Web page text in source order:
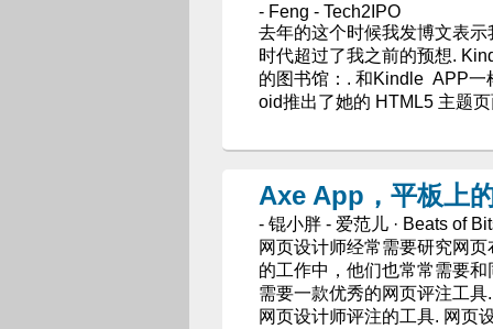
- Feng - Tech2IPO
去年的这个时候我发博文表
时代超过了我之前的预想.
的图书馆：. 和Kindle APP一
oid推出了她的 HTML5 主题
Axe App，平板上
- 锟小胖 - 爱范儿 · Beats of
网页设计师经常需要研究网
的工作中，他们也常常需要
需要一款优秀的网页评注工
网页设计师评注的工具. 网页